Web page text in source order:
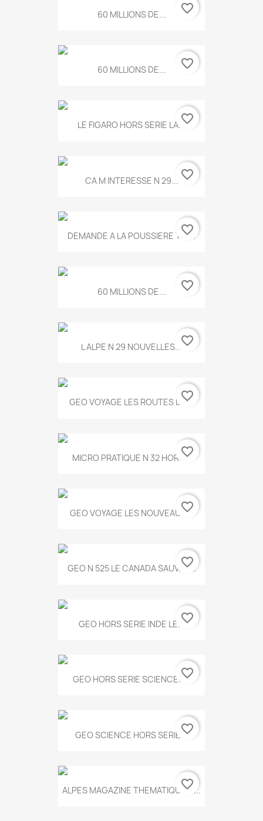
60 MILLIONS DE... favorite_border
60 MILLIONS DE... favorite_border
LE FIGARO HORS SERIE LA...favorite_border
CA M INTERESSE N 29... favorite_border
DEMANDE A LA POUSSIERE T.778
favorite_border
60 MILLIONS DE... favorite_border
L ALPE N 29 NOUVELLES...favorite_border
GEO VOYAGE LES ROUTES DE...
favorite_border
MICRO PRATIQUE N 32 HORS...
favorite_border
GEO VOYAGE LES NOUVEAUX...
favorite_border
GEO N 525 LE CANADA SAUVAGE
favorite_border
GEO HORS SERIE INDE LE...favorite_border
GEO HORS SERIE SCIENCES...
favorite_border
GEO SCIENCE HORS SERIE...favorite_border
ALPES MAGAZINE THEMATIQUE N...
favorite_border